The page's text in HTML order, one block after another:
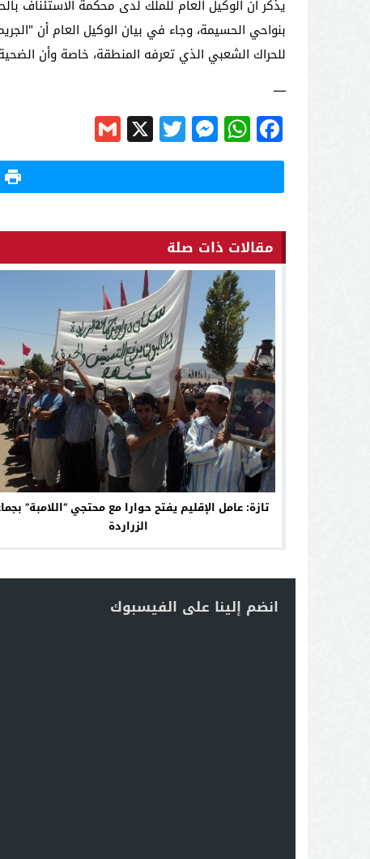
بنواحي الحسيمة، وجاء في بيان الوكيل العام أن
للحراك الشعبي الذي تعرفه المنطقة، خاصة وأن
—
Facebook
WhatsApp
Messenger
Twitter
X
Gmail
مقالات ذات صلة
تازة: عامل الإقليم يفتح حوارا مع محتجي “اللامبة”
الزراردة
انضم إلينا على الفيسبوك